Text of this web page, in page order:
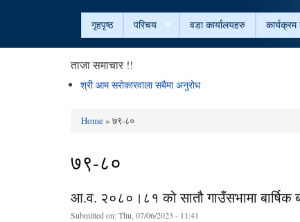
गृहपृष्ठ परिचय वडा कार्यालयहरु कार्यक्रम
ताजा समाचार !!
श्री आम सरोकारवाला सबैमा अनुरोध
Home» ७९-८०
७९-८०
आ.व. २०८०।८१ को सातौ गाउँसभामा
Submitted on:Thu, 07/06/2023 - 11:41